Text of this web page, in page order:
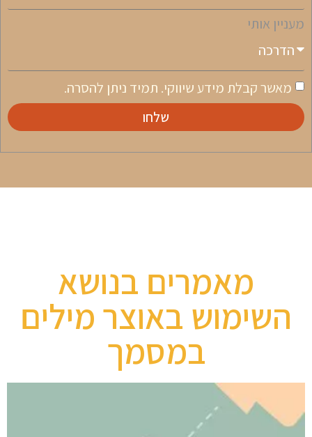
מעניין אותי
מאשר קבלת מידע שיווקי. תמיד ניתן להסרה.
שלחו
מאמרים בנושא
השימוש באוצר מילים
במסמך